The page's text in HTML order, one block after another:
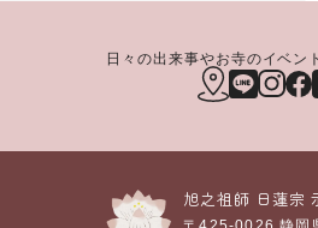
日々の出来事やお寺のイベン
旭之祖師 日蓮宗